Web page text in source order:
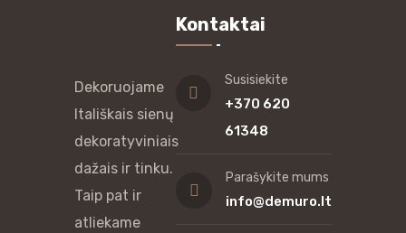
Dekoruojame
Itališkais sienų
dekoratyviniais
dažais ir tinku.
Taip pat ir
atliekame
Kontaktai
Susisiekite
+370 620
61348
Parašykite mums
info@demuro.lt